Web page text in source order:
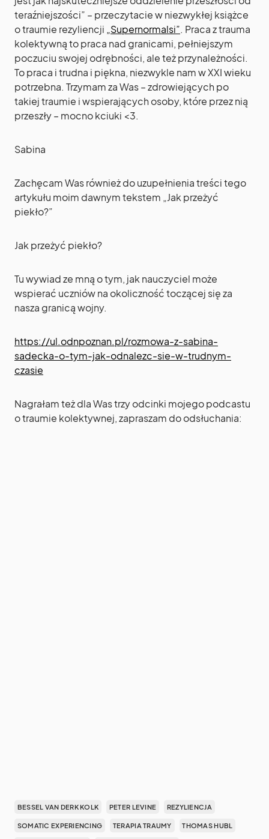
teraźniejszości” – przeczytacie w niezwykłej książce
o traumie rezyliencji „Supernormalsi”. Praca z trauma
kolektywną to praca nad granicami, pełniejszym
poczuciu swojej odrębności, ale też przynależności.
To praca i trudna i piękna, niezwykle nam w XXI wieku
potrzebna. Trzymam za Was – zdrowiejących po
takiej traumie i wspierających osoby, które przez nią
przeszły – mocno kciuki <3.
Sabina
Zachęcam Was również do uzupełnienia treści tego
artykułu moim dawnym tekstem „Jak przeżyć
piekło?”
Jak przeżyć piekło?
Tu wywiad ze mną o tym, jak nauczyciel może
wspierać uczniów na okoliczność toczącej się za
nasza granicą wojny.
https://ul.odnpoznan.pl/rozmowa-z-sabina-
sadecka-o-tym-jak-odnalezc-sie-w-trudnym-
czasie
Nagrałam też dla Was trzy odcinki mojego podcastu
o traumie kolektywnej, zapraszam do odsłuchania:
BESSEL VAN DERK KOLK PETER LEVINE REZYLIENCJA
SOMATIC EXPERIENCING TERAPIA TRAUMY THOMAS HUBL